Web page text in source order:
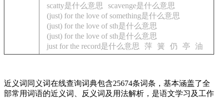
scatty是什么意思
scavenge是什么意思
(just) for the love of something是什么意思
(just) for the love of sth是什么意思
(just) for the love of sth是什么意思
just for the record是什么意思
萍 簧 仍 亭 油
近义词同义词在线查询词典包含25674条词条，基本涵盖了全
部常用词语的近义词、反义词及用法解析，是语文学习及工作